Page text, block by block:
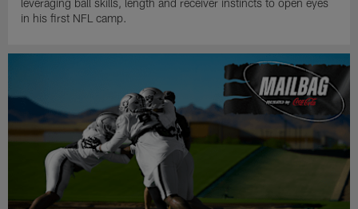
leveraging ball skills, length and receiver instincts to open eyes
in his first NFL camp.